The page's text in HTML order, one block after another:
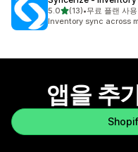
5.0별 5개 중
(13)
총 리뷰 13개
•무료 플랜 사
Inventory sync across
앱을 추